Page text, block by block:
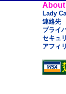
About
Lady
連絡先
プライ
セキュ
アフィ